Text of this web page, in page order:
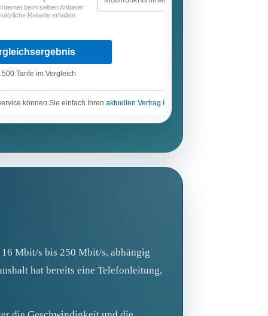
Mbit/s bis 250 Mbit/s, abhängig
hat bereits eine Telefonleitung,